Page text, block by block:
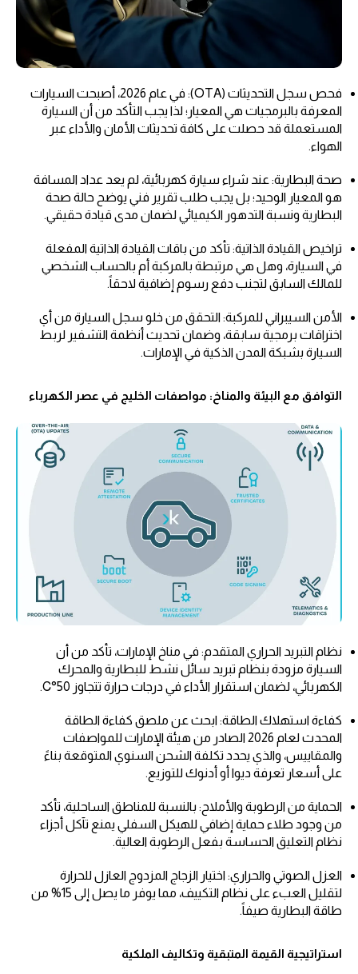
فحص سجل التحديثات (OTA): في عام 2026، أصبحت السيارات
المعرفة بالبرمجيات هي المعيار؛ لذا يجب التأكد من أن السيارة
المستعملة قد حصلت على كافة تحديثات الأمان والأداء عبر
الهواء.
صحة البطارية: عند شراء سيارة كهربائية، لم يعد عداد المسافة
هو المعيار الوحيد؛ بل يجب طلب تقرير فني يوضح حالة صحة
البطارية ونسبة التدهور الكيميائي لضمان مدى قيادة حقيقي.
تراخيص القيادة الذاتية: تأكد من باقات القيادة الذاتية المفعلة
في السيارة، وهل هي مرتبطة بالمركبة أم بالحساب الشخصي
للمالك السابق لتجنب دفع رسوم إضافية لاحقاً.
الأمن السيبراني للمركبة: التحقق من خلو سجل السيارة من أي
اختراقات برمجية سابقة، وضمان تحديث أنظمة التشفير لربط
السيارة بشبكة المدن الذكية في الإمارات.
التوافق مع البيئة والمناخ: مواصفات الخليج في عصر الكهرباء
نظام التبريد الحراري المتقدم: في مناخ الإمارات، تأكد من أن
السيارة مزودة بنظام تبريد سائل نشط للبطارية والمحرك
الكهربائي، لضمان استقرار الأداء في درجات حرارة تتجاوز 50°C.
كفاءة استهلاك الطاقة: ابحث عن ملصق كفاءة الطاقة
المحدث لعام 2026 الصادر من هيئة الإمارات للمواصفات
والمقاييس، والذي يحدد تكلفة الشحن السنوي المتوقعة بناءً
على أسعار تعرفة ديوا أو أدنوك للتوزيع.
الحماية من الرطوبة والأملاح: بالنسبة للمناطق الساحلية، تأكد
من وجود طلاء حماية إضافي للهيكل السفلي يمنع تآكل أجزاء
نظام التعليق الحساسة بفعل الرطوبة العالية.
العزل الصوتي والحراري: اختيار الزجاج المزدوج العازل للحرارة
لتقليل العبء على نظام التكييف، مما يوفر ما يصل إلى 15% من
طاقة البطارية صيفاً.
استراتيجية القيمة المتبقية وتكاليف الملكية